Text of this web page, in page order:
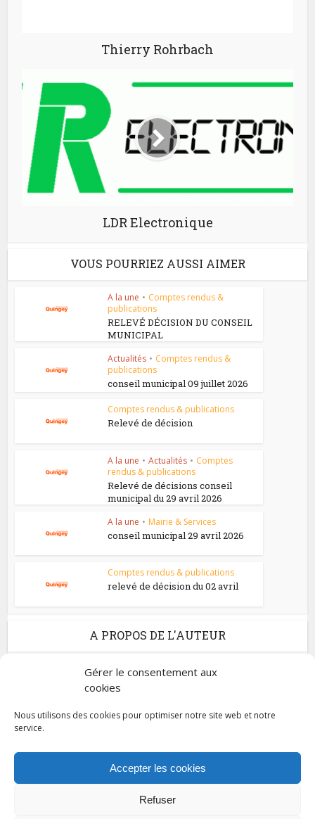
Gérer le consentement aux
cookies
Nous utilisons des cookies pour optimiser notre site web et notre
service.
Accepter les cookies
Refuser
Thierry Rohrbach
LDR Electronique
VOUS POURRIEZ AUSSI AIMER
A la une • Comptes rendus &
publications
RELEVÉ DÉCISION DU CONSEIL
MUNICIPAL
Actualités • Comptes rendus &
publications
conseil municipal 09 juillet 2026
Comptes rendus & publications
Relevé de décision
A la une • Actualités • Comptes
rendus & publications
Relevé de décisions conseil
municipal du 29 avril 2026
A la une • Mairie & Services
conseil municipal 29 avril 2026
Comptes rendus & publications
relevé de décision du 02 avril
A PROPOS DE L'AUTEUR
admin_upct
Tous droits réservés © 2023 Commune de Quingey / Création -